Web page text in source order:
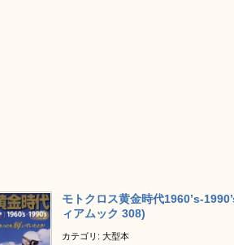
モトクロス黄金時代1960’s-
ィアムック 308)
カテゴリ: 大型本